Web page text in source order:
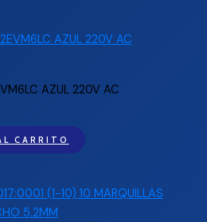
AZUL 220V AC
CARRITO